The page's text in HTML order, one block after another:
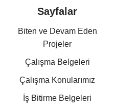
Söndürme Tesisatları
Tesisatları
Kazan Dairesi Tesisatları
Kat Kaloriferi Tesisatları
Doğalgaz Tesisatları
Otomasyon Sistem
Sayfalar
Biten ve Devam Eden
Projeler
Çalışma Belgeleri
Çalışma Konularımız
İş Bitirme Belgeleri